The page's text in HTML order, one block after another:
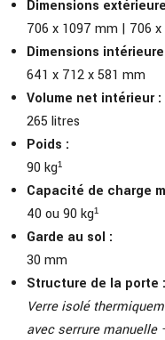
Dimensions
706 x 1097 mm | 706
Dimensions
641 x 712 x 581 mm
Volume net intérieur :
265 litres
Poids :
90 kg¹
Capacité de charge
40 ou 90 kg¹
Garde au sol :
30 mm
Structure de la porte :
Verre isolé
avec serrure manuelle